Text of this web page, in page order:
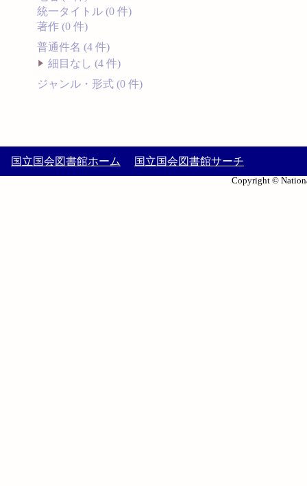
統一タイトル (0 件)
著作 (0 件)
普通件名 (4 件)
細目なし (4 件)
ジャンル・形式 (0 件)
国立国会図書館ホーム 国立国会図書館サーチ
Copyright ©